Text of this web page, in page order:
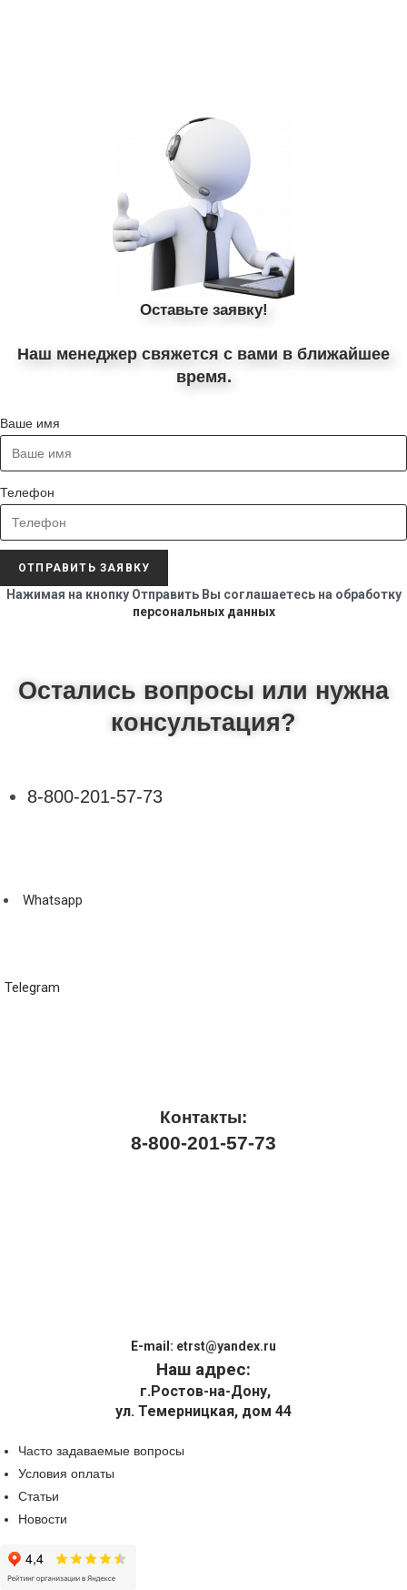
Оставьте заявку!
Наш менеджер свяжется с вами в ближайшее
время.
Ваше имя
Телефон
ОТПРАВИТЬ ЗАЯВКУ
Нажимая на кнопку Отправить Вы соглашаетесь на обработку
персональных данных
Остались вопросы или нужна
консультация?
8-800-201-57-73
Whatsapp
Telegram
Контакты:
8-800-201-57-73
E-mail: etrst@yandex.ru
Наш адрес:
г.Ростов-на-Дону,
ул. Темерницкая, дом 44
Часто задаваемые вопросы
Условия оплаты
Статьи
Новости